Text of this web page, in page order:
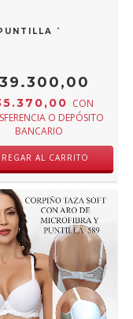
Y ROSA 103/1DATI
TIENE
CON
O DEPÓSITO
BANCARIO
AL CARRITO